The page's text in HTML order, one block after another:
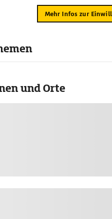
Mehr Infos zur
und Orte